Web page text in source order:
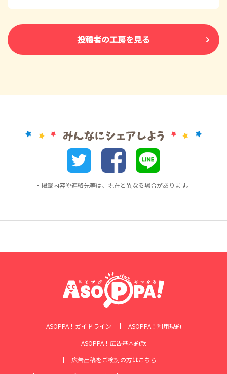
投稿者の工房を見る
・掲載内容や連絡先等は、現在と異なる場合があります。
ASOPPA！ガイドライン
ASOPPA！利用規約
ASOPPA！広告基本約款
広告出稿をご検討の方はこちら